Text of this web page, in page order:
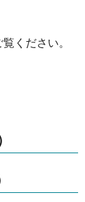
覧ください。